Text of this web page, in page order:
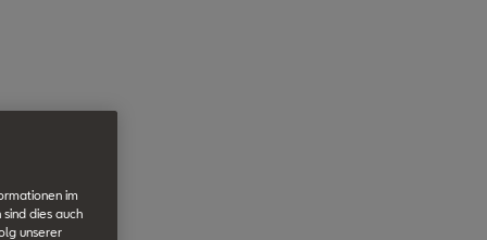
im
dies auch
unserer